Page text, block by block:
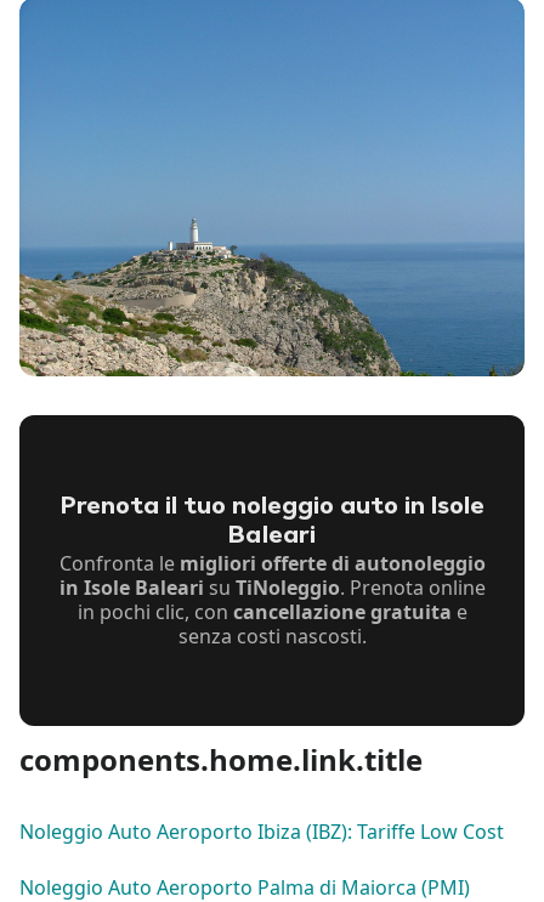
Prenota il tuo noleggio auto in Isole
Baleari
Confronta le migliori offerte di autonoleggio
in Isole Baleari su TiNoleggio. Prenota online
in pochi clic, con cancellazione gratuita e
senza costi nascosti.
components.home.link.title
Noleggio Auto Aeroporto Ibiza (IBZ): Tariffe Low Cost
Noleggio Auto Aeroporto Palma di Maiorca (PMI)